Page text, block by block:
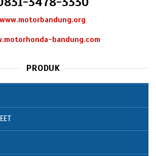
www.motorbandung.org
bandung.com
PRODUK